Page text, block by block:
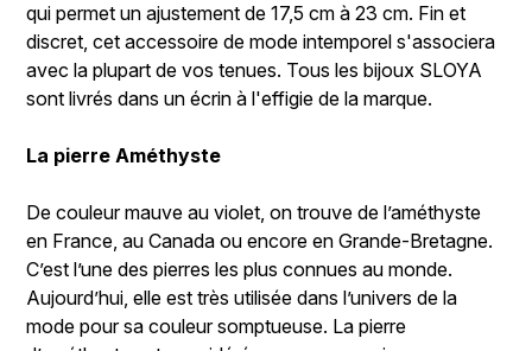
qui permet un ajustement de 17,5 cm à 23 cm. Fin et
discret, cet accessoire de mode intemporel s'associera
avec la plupart de vos tenues. Tous les bijoux SLOYA
sont livrés dans un écrin à l'effigie de la marque.
La pierre Améthyste
De couleur mauve au violet, on trouve de l’améthyste
en France, au Canada ou encore en Grande-Bretagne.
C’est l’une des pierres les plus connues au monde.
Aujourd’hui, elle est très utilisée dans l’univers de la
mode pour sa couleur somptueuse. La pierre